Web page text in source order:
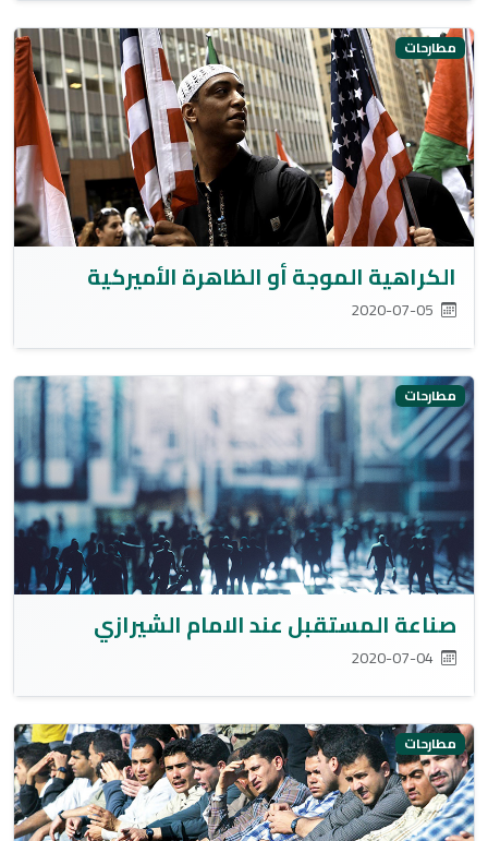
مطارحات
الكراهية الموجة أو الظاهرة الأميركية
مطارحات
صناعة المستقبل عند الامام الشيرازي
مطارحات